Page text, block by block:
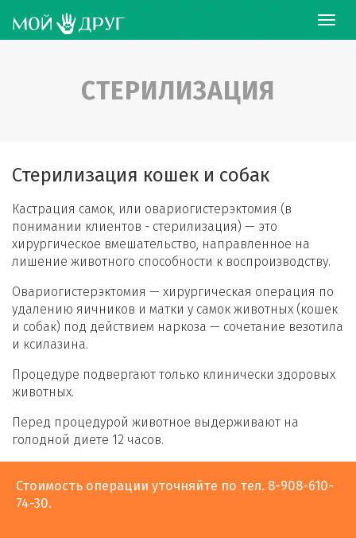
СТЕРИЛИЗАЦИЯ
Стерилизация кошек и собак
Кастрация самок, или овариогистерэктомия (в
понимании клиентов - стерилизация) — это
хирургическое вмешательство, направленное на
лишение животного способности к воспроизводству.
Овариогистерэктомия — хирургическая операция по
удалению яичников и матки у самок животных (кошек
и собак) под действием наркоза — сочетание везотила
и ксилазина.
Процедуре подвергают только клинически здоровых
животных.
Перед процедурой животное выдерживают на
голодной диете 12 часов.
Стоимость операции уточняйте по тел. 8-908-610-
74-30.